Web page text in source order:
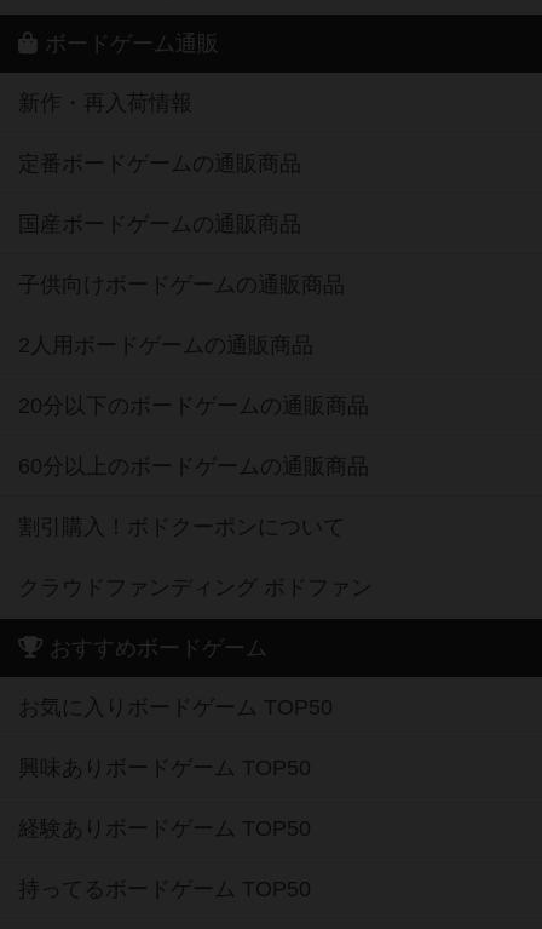
ボードゲーム通販
新作・再入荷情報
定番ボードゲームの通販商品
国産ボードゲームの通販商品
子供向けボードゲームの通販商品
2人用ボードゲームの通販商品
20分以下のボードゲームの通販商品
60分以上のボードゲームの通販商品
割引購入！ボドクーポンについて
クラウドファンディング ボドファン
おすすめボードゲーム
お気に入りボードゲーム TOP50
興味ありボードゲーム TOP50
経験ありボードゲーム TOP50
持ってるボードゲーム TOP50